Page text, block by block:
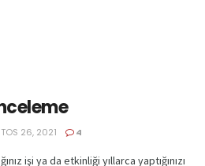
26, 2021 4
işi ya da etkinliği yıllarca yaptığınızı